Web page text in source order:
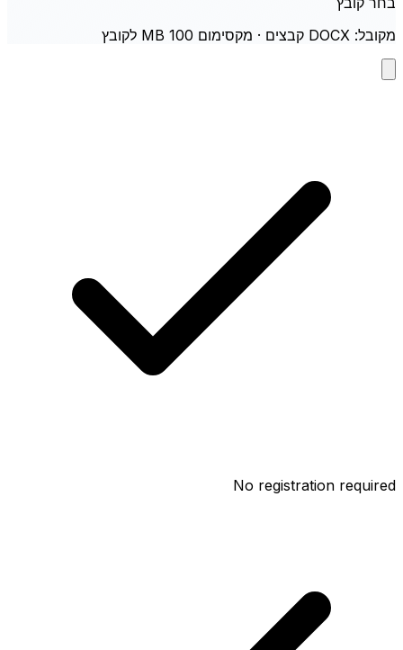
מקובל: DOCX קבצים · מקסימום 100 MB לקובץ
No registration required